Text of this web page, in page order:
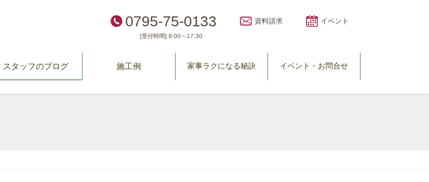
0795-75-0133
[受付時間] 8:00～17:30
資料請求 イベント
スタッフのブログ 施工例 家事ラクになる秘訣 イベント・お問合せ